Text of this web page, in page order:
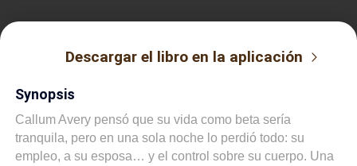
Descargar el libro en la aplicación
Synopsis
Callum Avery pensó que su vida como beta sería
tranquila, pero en una sola noche lo perdió todo: su
empleo, a su esposa… y el control sobre su cuerpo. Una